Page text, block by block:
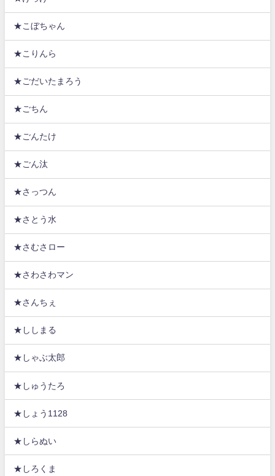
★こぼちゃん
★こりんら
★ごだいたまろう
★ごちん
★ごんたけ
★ごん汰
★さっつん
★さとう水
★さむさロー
★さわさわマン
★さんちぇ
★ししまる
★しゃぶ太郎
★しゅうたろ
★しょう1128
★しらぬい
★しろくま